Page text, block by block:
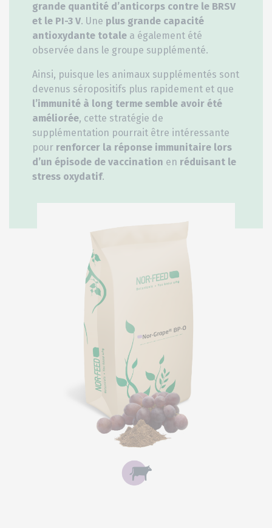
grande quantité d’anticorps contre le BRSV
et le PI-3 V. Une plus grande capacité
antioxydante totale a également été
observée dans le groupe supplémenté.
Ainsi, puisque les animaux supplémentés sont
devenus séropositifs plus rapidement et que
l’immunité à long terme semble avoir été
améliorée, cette stratégie de
supplémentation pourrait être intéressante
pour renforcer la réponse immunitaire lors
d’un épisode de vaccination en réduisant le
stress oxydatif.